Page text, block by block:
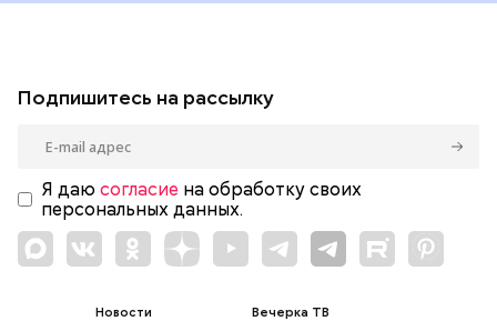
Подпишитесь на рассылку
Я даю согласие на обработку своих
персональных данных.
Новости
Вечерка ТВ